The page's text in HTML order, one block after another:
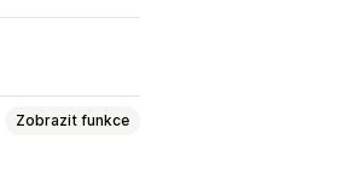
Zobrazit funkce